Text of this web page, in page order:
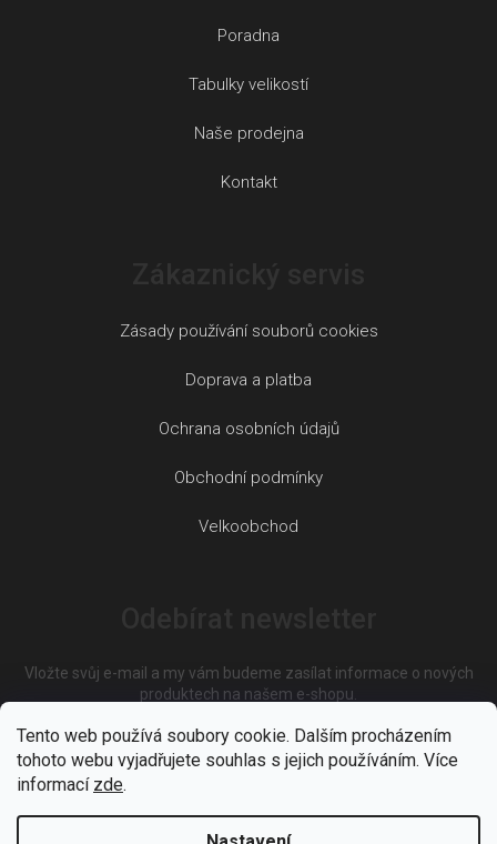
Tento web používá soubory cookie. Dalším procházením
tohoto webu vyjadřujete souhlas s jejich používáním. Více
informací zde.
Poradna
Tabulky velikostí
Naše prodejna
Kontakt
Zásady používání souborů cookies
Doprava a platba
Ochrana osobních údajů
Obchodní podmínky
Velkoobchod
Vložte svůj e-mail a my vám budeme zasílat informace o nových
produktech na našem e-shopu.
E-mail